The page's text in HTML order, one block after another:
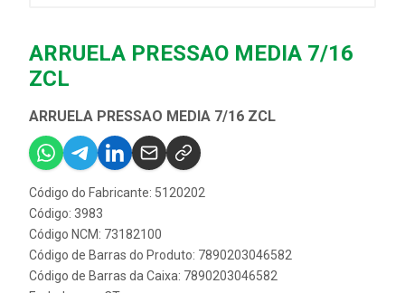
ARRUELA PRESSAO MEDIA 7/16
ZCL
ARRUELA PRESSAO MEDIA 7/16 ZCL
Código do Fabricante: 5120202
Código: 3983
Código NCM: 73182100
Código de Barras do Produto: 7890203046582
Código de Barras da Caixa: 7890203046582